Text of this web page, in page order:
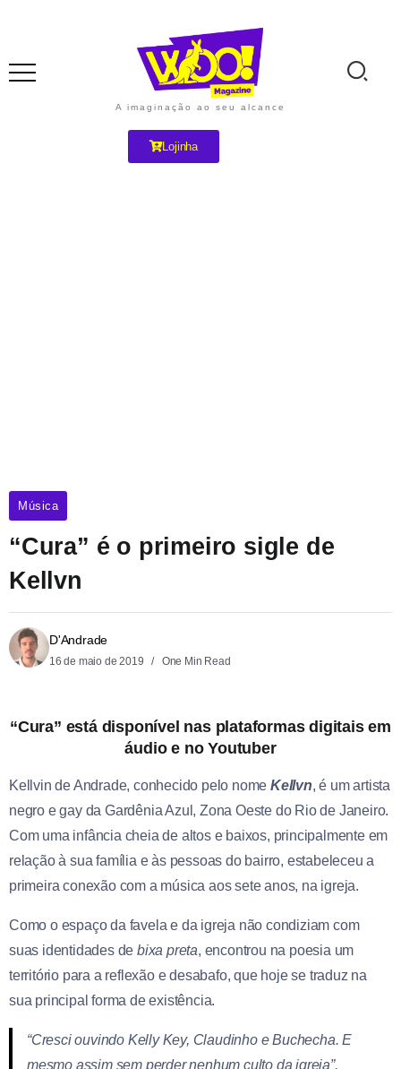
A imaginação ao seu alcance
Lojinha
Música
“Cura” é o primeiro sigle de
Kellvn
D'Andrade
16 de maio de 2019 One Min Read
“Cura” está disponível nas plataformas digitais em
áudio e no Youtuber
Kellvin de Andrade, conhecido pelo nome Kellvn, é um artista
negro e gay da Gardênia Azul, Zona Oeste do Rio de Janeiro.
Com uma infância cheia de altos e baixos, principalmente em
relação à sua família e às pessoas do bairro, estabeleceu a
primeira conexão com a música aos sete anos, na igreja.
Como o espaço da favela e da igreja não condiziam com
suas identidades debixa preta, encontrou na poesia um
território para a reflexão e desabafo, que hoje se traduz na
sua principal forma de existência.
“Cresci ouvindo Kelly Key, Claudinho e Buchecha. E
mesmo assim sem perder nenhum culto da igreja”.